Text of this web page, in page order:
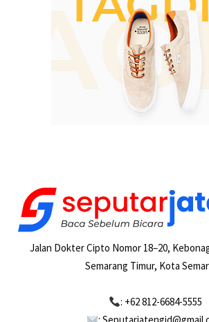
Jalan Dokter Cipto Nomor 18–20,
Semarang Timur, Kota
: +62 812-6684-5555